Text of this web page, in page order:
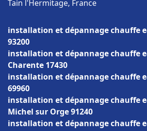
Tain l'Hermitage, France
installation et dépannage chauffe
93200
installation et dépannage chauffe
Charente 17430
installation et dépannage chauffe
69960
installation et dépannage chauffe
Michel sur Orge 91240
installation et dépannage chauffe